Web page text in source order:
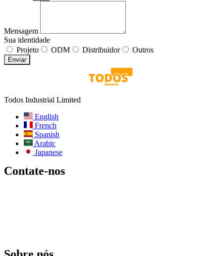
Mensagem
Sua identidade
Projeto
ODM Distribuidor Outros
Enviar
Todos Industrial Limited
English
French
Spanish
Arabic
Japanese
Contate-nos